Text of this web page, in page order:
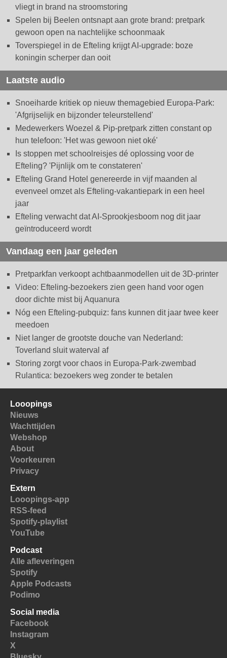
vliegt in brand na stroomstoring
Spelen bij Beelen ontsnapt aan grote brand: pretpark
gewoon open na nachtelijke schoonmaak
Toverspiegel in de Efteling krijgt AI-upgrade: boze
koningin scherper dan ooit
Laatste audio
Snoeiharde kritiek op nieuw themagebied Europa-Park:
'Afgrijselijk en bijzonder teleurstellend'
Medewerkers Woezel & Pip-pretpark zitten constant op
hun telefoon: 'Het was gewoon niet oké'
Is stoppen met schoolreisjes dé oplossing voor de
Efteling? 'Pijnlijk om te constateren'
Efteling Grand Hotel genereerde in vijf maanden al
evenveel omzet als Efteling-vakantiepark in een heel
jaar
Efteling verwacht dat AI-Sprookjesboom nog dit jaar
geïntroduceerd wordt
Vandaag een jaar geleden
Pretparkfan verkoopt achtbaanmodellen uit de 3D-printer
Video: Efteling-bezoekers zien geen hand voor ogen
door dichte mist bij Aquanura
Nóg een Efteling-pubquiz: fans kunnen dit jaar twee keer
meedoen
Niet langer de grootste douche van Nederland:
Toverland sluit waterval af
Storing zorgt voor chaos in Europa-Park-zwembad
Rulantica: bezoekers weg zonder te betalen
Looopings
Nieuws
Wachttijden
Webshop
About
Voorkeuren
Privacy
Extern
Looopings-app
RSS-feed
Spotify-playlist
YouTube
Podcast
Alle afleveringen
Spotify
Apple Podcasts
Podimo
Social media
Facebook
Instagram
X